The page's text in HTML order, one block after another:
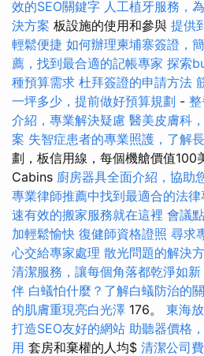
效的SEO關鍵字 人工植牙服務，
決方案 板設施的使用和參與 提供
輕鬆便捷 如何辦理柬埔寨簽證，
薦，找到最合適的記帳專家 探索
種預算需求 杜拜簽證的申請方法
一坪多少，提前做好預算規劃 -
介紹，專業解決疑慮 醫美皮膚科
案 失智症患者的專業照護，了解
劃，板信用線，每個機艙價值100
Cabins 廚房器具全面介紹，協助
專業律師推薦中找到最適合的法律
速有效的搬家服務就在這裡 會議
加輕鬆愉快 復健師資格證照 尋求
心交給專家處理 散光問題的解決
清潔服務，讓每個角落都乾淨如新
伴 白蟻怕什麼？了解白蟻防治的
的肌膚重現亮白光澤 176。 東海
打造SEO友好的網站 助聽器價格
用 套房和棄權的人均$ 清潔公司